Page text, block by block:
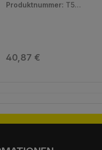
sicheres und
heit: 100 Stück
Produktnummer: T533
Regulärer Preis:
40,87 €